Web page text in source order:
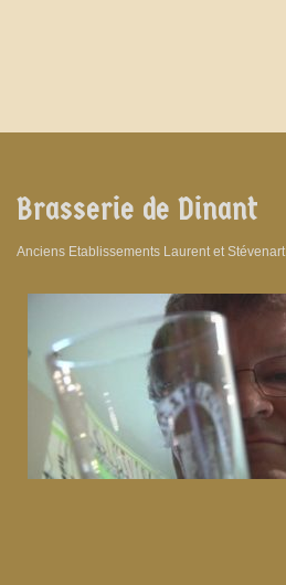
Brasserie de Dinant
Anciens Etablissements Laurent et Stévenart